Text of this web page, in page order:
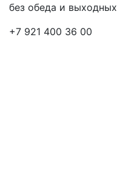
без обеда и выходных
+7 921 400 36 00